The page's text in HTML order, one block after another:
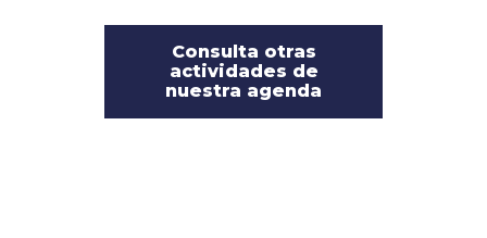
Consulta otras
actividades de
nuestra agenda